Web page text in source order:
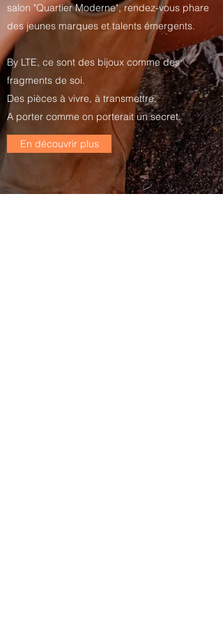
salon "Quartier Moderne", rendez-vous phare
des jeunes marques et talents émergents.
By LTE, ce sont des bijoux comme des
fragments de soi.
Des pièces à vivre, à transmettre.
A porter comme on porterait un secret.
En découvrir plus